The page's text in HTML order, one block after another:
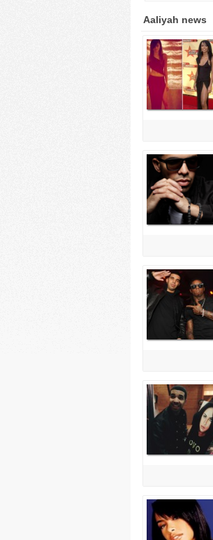
le film «
BO devient
of Damnees
En 2001,
l’avion
bagages.
1994 : Age
1996 : One
2001 : Aaliyah
Aaliyah news